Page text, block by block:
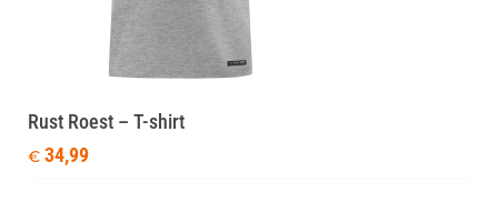
Rust Roest – T-shirt
€ 34,99